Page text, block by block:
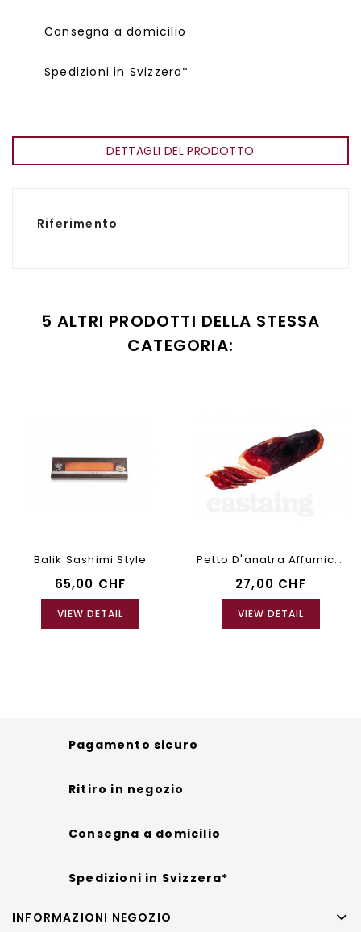
Consegna a domicilio
Spedizioni in Svizzera*
DETTAGLI DEL PRODOTTO
Riferimento
5 ALTRI PRODOTTI DELLA STESSA
CATEGORIA:
Balik Sashimi Style
65,00 CHF
VIEW DETAIL
Petto D'anatra Affumicato
27,00 CHF
VIEW DETAIL
Pagamento sicuro
Ritiro in negozio
Consegna a domicilio
Spedizioni in Svizzera*
INFORMAZIONI NEGOZIO